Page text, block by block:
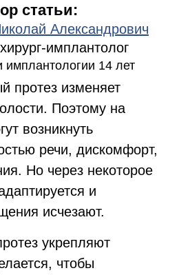
статьи:
Александрович
имплантолог
имплантологии 14 лет
протез изменяет
Поэтому на
возникнуть
речи, дискомфорт,
Но через некоторое
и
исчезают.
укрепляют
чтобы